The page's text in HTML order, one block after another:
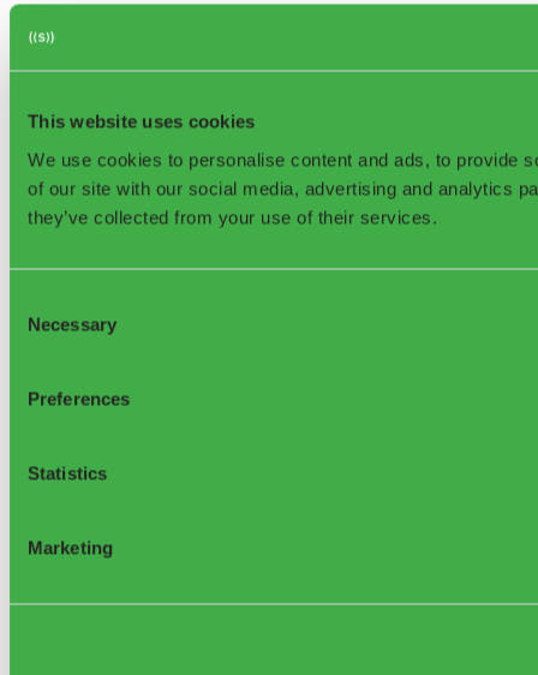
This website uses cookies
We use cookies to personalise content and ads, to provide
of our site with our social media, advertising and analytics
they’ve collected from your use of their services.
Selection
Necessary
Preferences
Statistics
Marketing